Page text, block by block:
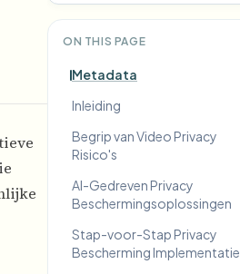
ON THIS PAGE
Metadata
Inleiding
Begrip van Video Privacy
Risico's
AI-Gedreven Privacy
Beschermingsoplossingen
Stap-voor-Stap Privacy
Bescherming Implementatie